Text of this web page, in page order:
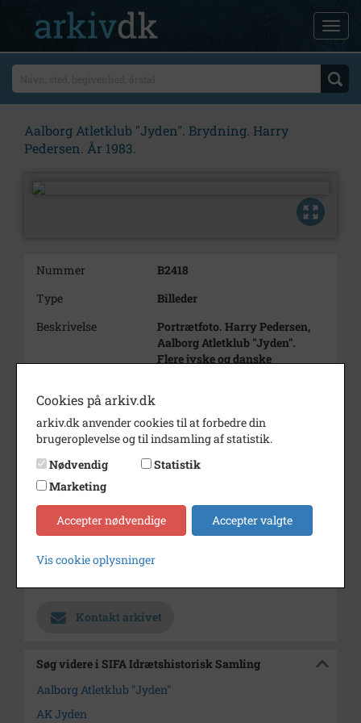
Aalborg Atletklub "Jyden". Brydning. Harry
Pedersen. År 1983.
Nummer
B2418
Type
Billeder
Beskrivelse
Portrætfoto. Harry Pedersen,
Aalborg Atletklub "Jyden".
Flere jyske og danske
hovedforening.
Dateringsnote
Fotograf
Søren Schnoor Aalborg
Stiftstidende
Størrelse
Kontakt arkivet
Søg videre i SIFA Idrætshistorisk Samling
Aalborg Atletklub "Jyden"
AK Jyden
Cookies på arkiv.dk
arkiv.dk anvender cookies til at forbedre din
brugeroplevelse og til indsamling af statistik.
Nødvendig
Statistik
Marketing
Accepter nødvendige Accepter valgte
Vis cookie oplysninger